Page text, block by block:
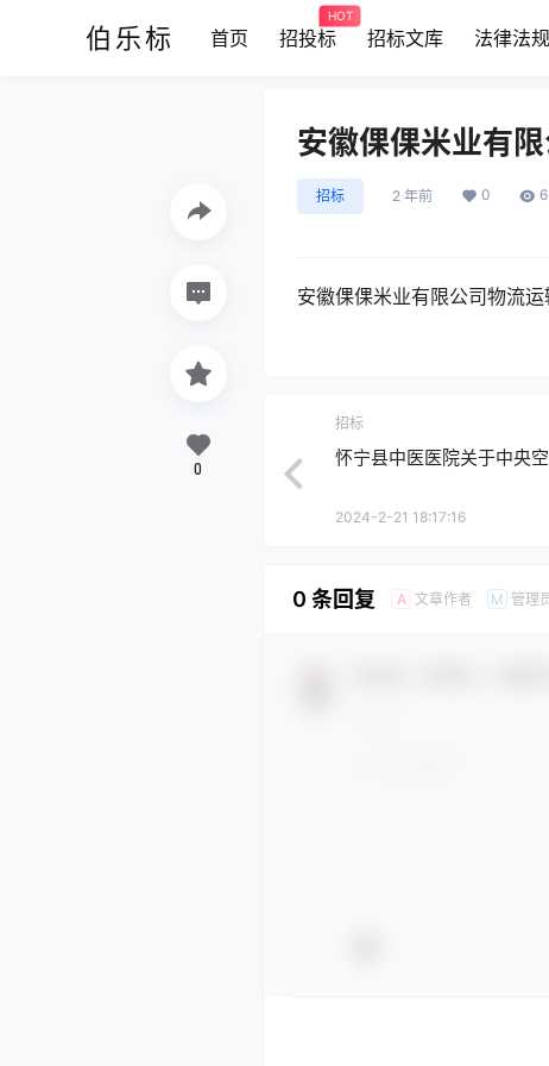
伯乐标 首页 招投标
HOT
招标文库 法律法规
安徽倮倮米业有
招标 2 年前 0 6
安徽倮倮米业有限公司物流
0
招标
怀宁县中医医院关于中央
2024-2-21 18:17:16
0 条回复 A 文章作者 M 管理